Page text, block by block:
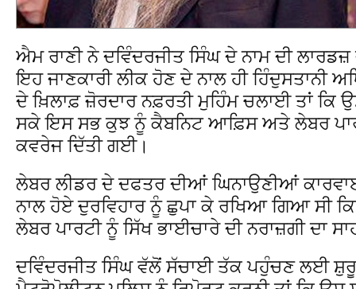
ਐਮ ਰਾਣੀ ਨੇ ਦਵਿੰਦਰਜੀਤ ਸਿੰਘ ਦੇ ਨਾਮ ਦੀ
ਇਹ ਜਾਣਕਾਰੀ ਲੀਕ ਹੋਣ ਦੇ ਨਾਲ ਹੀ ਹਿੰਦੁਸਤਾਨੀ
ਦੇ ਖ਼ਿਲਾਫ਼ ਜ਼ੋਰਦਾਰ ਨਫ਼ਰਤੀ ਮੁਹਿੰਮ ਚਲਾਈ ਤਾਂ ਕਿ
ਸਕੇ ਇਸ ਸਭ ਕੁਝ ਨੂੰ ਕੈਬਨਿਟ ਆਫ਼ਿਸ ਅਤੇ ਲੇਬਰ
ਕਵਰੇਜ ਦਿੱਤੀ ਗਈ।
ਲੇਬਰ ਲੀਡਰ ਦੇ ਦਫਤਰ ਦੀਆਂ ਘਿਨਾਉਣੀਆਂ
ਨਾਲ ਹੋਏ ਦੁਰਵਿਹਾਰ ਨੂੰ ਛੁਪਾ ਕੇ ਰਖਿਆ ਗਿਆ ਸੀ
ਲੇਬਰ ਪਾਰਟੀ ਨੂੰ ਸਿੱਖ ਭਾਈਚਾਰੇ ਦੀ ਨਰਾਜ਼ਗੀ ਦਾ
ਦਵਿੰਦਰਜੀਤ ਸਿੰਘ ਵੱਲੋਂ ਸੱਚਾਈ ਤੱਕ ਪਹੁੰਚਣ ਲਈ